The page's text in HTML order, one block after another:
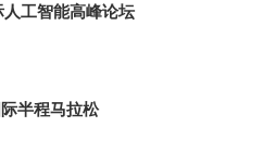
人工智能高峰论坛
半程马拉松